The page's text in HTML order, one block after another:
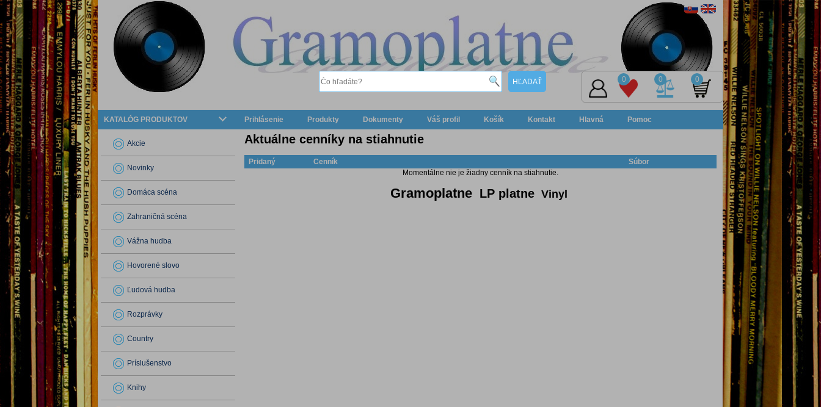
0 0 0
KATALÓG PRODUKTOV Prihlásenie Produkty Dokumenty Váš profil Košík Kontakt Hlavná Pomoc
Akcie
Novinky
Domáca scéna
Zahraničná scéna
Vážna hudba
Hovorené slovo
Ľudová hudba
Rozprávky
Country
Príslušenstvo
Knihy
Aktuálne cenníky na stiahnutie
Pridaný Cenník
Súbor
Momentálne nie je žiadny cenník na stiahnutie.
Gramoplatne LP platne Vinyl